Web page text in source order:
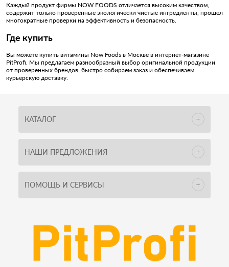
Каждый продукт фирмы NOW FOODS отличается высоким качеством,
содержит только проверенные экологически чистые ингредиенты, прошел
многократные проверки на эффективность и безопасность.
Где купить
Вы можете купить витамины Now Foods в Москве в интернет-магазине
PitProfi. Мы предлагаем разнообразный выбор оригинальной продукции
от проверенных брендов, быстро собираем заказ и обеспечиваем
курьерскую доставку.
КАТАЛОГ
НАШИ ПРЕДЛОЖЕНИЯ
ПОМОЩЬ И СЕРВИСЫ